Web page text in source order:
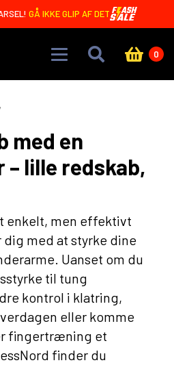
PROTEIN - KUN 4,99 DKK 🤩
0
med en
lille redskab,
enkelt, men effektivt
med at styrke dine
Uanset om du
til tung
kontrol i klatring,
eller komme
fingertræning et
finder du